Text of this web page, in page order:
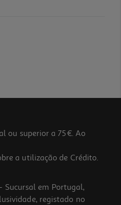
ou superior a 75€. Ao
a utilização de Crédito.
Sucursal em Portugal,
registado no